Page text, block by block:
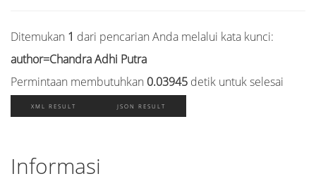
Ditemukan 1 dari pencarian Anda melalui kata kunci:
author=Chandra Adhi Putra
Permintaan membutuhkan 0.03945 detik untuk selesai
XML RESULT JSON RESULT
Informasi